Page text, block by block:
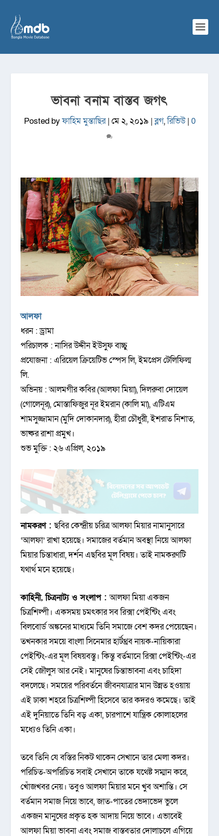
ভাবনা বনাম বাস্তব জগৎ
Posted byফাহিম মুন্তাছির| মে ২, ২০১৯ |ব্লগ,রিভিউ| 0
আলফা
ধরন : ড্রামা
পরিচালক : নাসির উদ্দীন ইউসুফ বাচ্চু
প্রযোজনা : এরিয়েল ক্রিয়েটিভ স্পেস লি, ইমপ্রেস টেলিফিল্ম
লি.
অভিনয় : আলমগীর কবির (আলফা মিয়া), দিলরুবা দোয়েল
(গোলেনূর), মোস্তাফিজুর নূর ইমরান (কালি মা), এটিএম
শামসুজ্জামান (মুদি দোকানদার), হীরা চৌধুরী, ইশরাত নিশাত,
ভাষ্কর রাশা প্রমুখ।
শুভ মুক্তি : ২৬ এপ্রিল, ২০১৯
নামকরণ :ছবির কেন্দ্রীয় চরিত্র আলফা মিয়ার নামানুসারে
‘আলফা’ রাখা হয়েছে। সমাজের বর্তমান অবস্থা নিয়ে আলফা
মিয়ার চিন্তাধারা, দর্শন এছবির মূল বিষয়। তাই নামকরণটি
যথার্থ মনে হয়েছে।
কাহিনী, চিত্রনাট্য ও সংলাপ :আলফা মিয়া একজন
চিত্রশিল্পী। একসময় চমৎকার সব রিক্সা পেইন্টিং এবং
বিলবোর্ড অঙ্কনের মাধ্যমে তিনি সমাজে বেশ কদর পেয়েছেন।
তখনকার সময়ে বাংলা সিনেমার হার্টথ্রব নায়ক-নায়িকারা
পেইন্টিং-এর মূল বিষয়বস্তু। কিন্তু বর্তমানে রিক্সা পেইন্টিং-এর
সেই জৌলুস আর নেই। মানুষের চিন্তাভাবনা এবং চাহিদা
বদলেছে। সময়ের পরিবর্তনে জীবনযাত্রার মান উন্নত হওয়ায়
এই ঢাকা শহরে চিত্রশিল্পী হিসেবে তার কদরও কমেছে। তাই
এই দুনিয়াতে তিনি বড় একা, চারপাশে যান্ত্রিক কোলাহলের
মধ্যেও তিনি একা।
তবে তিনি যে বস্তির নিকট থাকেন সেখানে তার মেলা কদর।
পরিচিত-অপরিচিত সবাই সেখানে তাকে যথেষ্ট সম্মান করে,
খোঁজখবর নেয়। তবুও আলফা মিয়ার মনে খুব অশান্তি। সে
বর্তমান সমাজ নিয়ে ভাবে, জাত-পাতের ভেদাভেদ ভুলে
একজন মানুষের প্রকৃত হক আদায় নিয়ে ভাবে। এভাবেই
আলফা মিয়া ভাবনা এবং সমাজ বাস্তবতার দোলাচলে এগিয়ে